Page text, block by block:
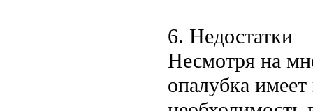
6. Недостатки
Несмотря на
опалубка